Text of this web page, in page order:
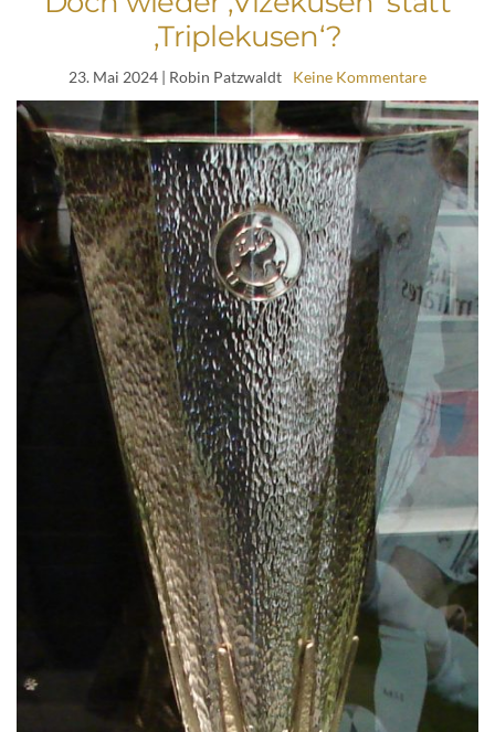
‚Triplekusen‘?
23. Mai 2024 | Robin Patzwaldt Keine Kommentare